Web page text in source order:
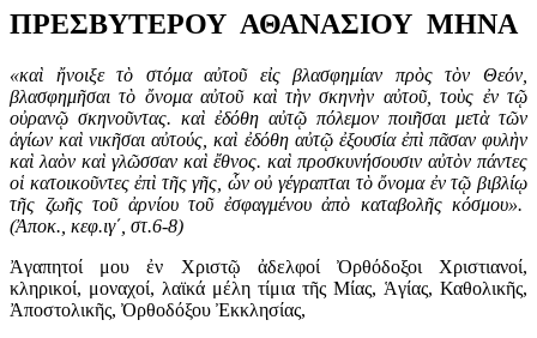
ΠΡΕΣΒΥΤΕΡΟΥ ΑΘΑΝΑΣΙΟΥ ΜΗΝΑ
«καὶ ἤνοιξε τὸ στόμα αὐτοῦ εἰς βλασφημίαν πρὸς τὸν Θεόν,
βλασφημῆσαι τὸ ὄνομα αὐτοῦ καὶ τὴν σκηνὴν αὐτοῦ, τοὺς ἐν τῷ
οὐρανῷ σκηνοῦντας. καὶ ἐδόθη αὐτῷ πόλεμον ποιῆσαι μετὰ τῶν
ἁγίων καὶ νικῆσαι αὐτούς, καὶ ἐδόθη αὐτῷ ἐξουσία ἐπὶ πᾶσαν φυλὴν
καὶ λαὸν καὶ γλῶσσαν καὶ ἔθνος. καὶ προσκυνήσουσιν αὐτὸν πάντες
οἱ κατοικοῦντες ἐπὶ τῆς γῆς, ὧν οὐ γέγραπται τὸ ὄνομα ἐν τῷ βιβλίῳ
τῆς ζωῆς τοῦ ἀρνίου τοῦ ἐσφαγμένου ἀπὸ καταβολῆς κόσμου».
(Ἀποκ., κεφ.ιγ΄, στ.6-8)
Ἀγαπητοί μου ἐν Χριστῷ ἀδελφοί Ὀρθόδοξοι Χριστιανοί,
κληρικοί, μοναχοί, λαϊκά μέλη τίμια τῆς Μίας, Ἁγίας, Καθολικῆς,
Ἀποστολικῆς, Ὀρθοδόξου Ἐκκλησίας,